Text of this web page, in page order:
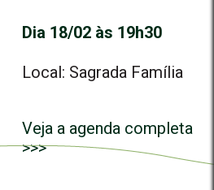
Dia 18/02 às 19h30
Local: Sagrada Família
Veja a agenda completa
>>>